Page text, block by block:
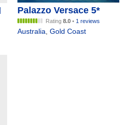
Palazzo Versace 5*
Rating 8.0 • 1 reviews
Australia, Gold Coast